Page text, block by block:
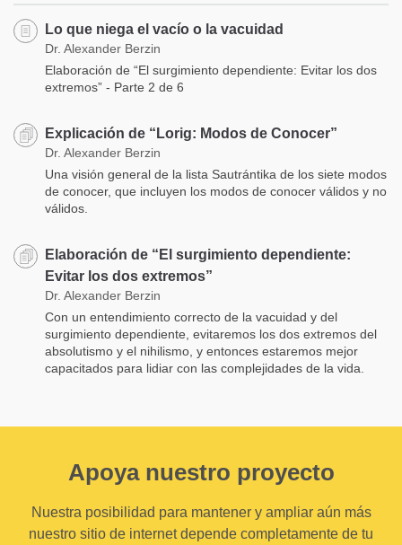
Lo que niega el vacío o la vacuidad
Dr. Alexander Berzin
Elaboración de “El surgimiento dependiente: Evitar los dos
extremos” - Parte 2 de 6
Explicación de “Lorig: Modos de Conocer”
Dr. Alexander Berzin
Una visión general de la lista Sautrántika de los siete modos
de conocer, que incluyen los modos de conocer válidos y no
válidos.
Elaboración de “El surgimiento dependiente:
Evitar los dos extremos”
Dr. Alexander Berzin
Con un entendimiento correcto de la vacuidad y del
surgimiento dependiente, evitaremos los dos extremos del
absolutismo y el nihilismo, y entonces estaremos mejor
capacitados para lidiar con las complejidades de la vida.
Apoya nuestro proyecto
Nuestra posibilidad para mantener y ampliar aún más
nuestro sitio de internet depende completamente de tu